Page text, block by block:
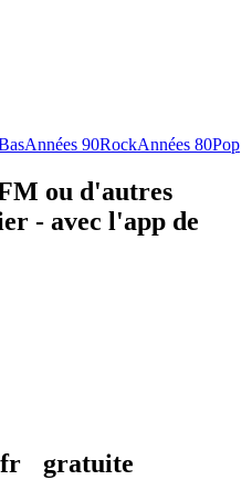
Années 90RockAnnées 80Pop
ou d'autres
- avec l'app de
gratuite